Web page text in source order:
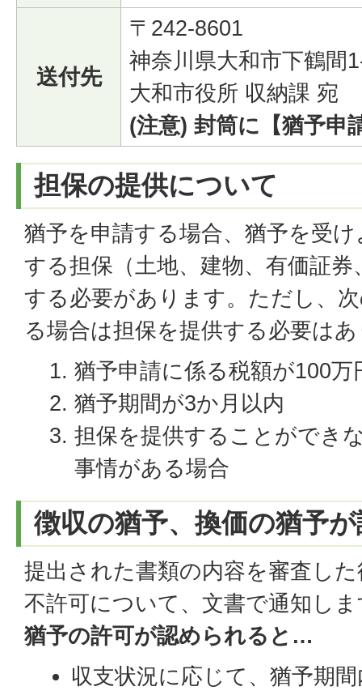
送付先
〒242-8601
神奈川県大和市下鶴間
大和市役所 収納課 宛
(注意) 封筒に【猶予申
担保の提供について
猶予を申請する場合、猶予を受
する担保（土地、建物、有価証
する必要があります。ただし、
る場合は担保を提供する必要は
猶予申請に係る税額が100万
猶予期間が3か月以内
担保を提供することができ
事情がある場合
徴収の猶予、換価の猶予
提出された書類の内容を審査し
不許可について、文書で通知し
猶予の許可が認められると…
収支状況に応じて、猶予期